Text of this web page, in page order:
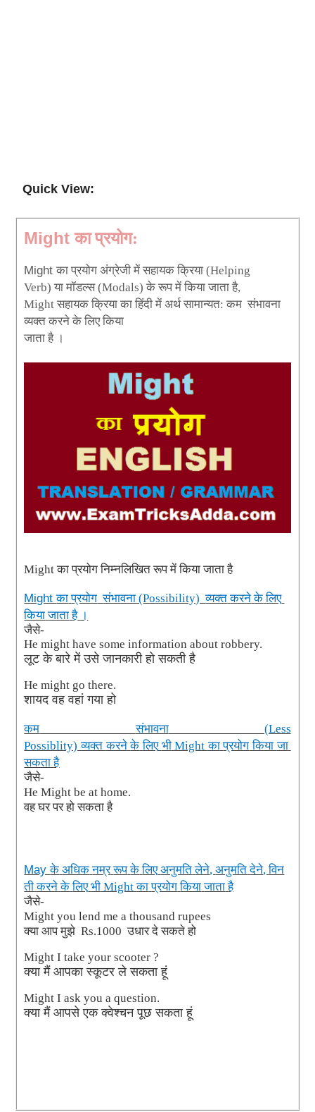
Quick View:
Mightकाप्रयोग:
Mightकाप्रयोगअंग्रेजीमेंसहायकक्रिया (Helping
Verb)यामॉडल्स(Modals)केरूपमेंकियाजाताहै,
Mightसहायकक्रियाकाहिंदीमेंअर्थसामान्यत:कम संभावना
व्यक्तकरनेकेलिएकिया
जाताहै ।
Mightका प्रयोग निम्नलिखित रूप में किया जाता है
Mightकाप्रयोग संभावना (Possibility)व्यक्तकरनेकेलिए
कियाजाताहै ।
जैसे-
He might have some information about robbery.
लूट के बारे में उसे जानकारी हो सकती है
He might go there.
शायद वह वहां गया हो
कम संभावना(Less
Possiblity)व्यक्तकरनेके लिए भीMightकाप्रयोग कियाजा
सकताहै
जैसे-
He Might be at home.
वह घर पर हो सकता है
Mayकेअधिकनम्ररूपकेलिएअनुमतिलेने,अनुमतिदेने,विन
तीकरनेकेलिएभी Mightकाप्रयोगकियाजाताहै
जैसे-
Might you lend me a thousand rupees
क्या आप मुझे Rs.1000उधार दे सकते हो
Might I take your scooter ?
क्या मैं आपका स्कूटर ले सकता हूं
Might I ask you a question.
क्या मैं आपसे एक क्वेश्चन पूछ सकता हूं